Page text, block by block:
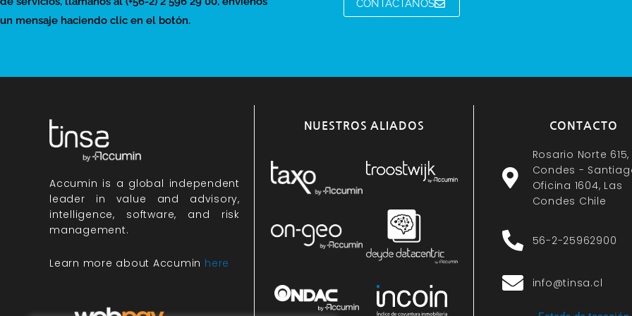
un mensaje haciendo clic en el botón.
CONTÁCTANOS
Accumin is a global independent
leader in value and advisory,
intelligence, software, and risk
management.
Learn more about Accumin here
NUESTROS ALIADOS CONTACTO
Rosario Norte 615,
Condes -
Oficina 1604, Las
Condes Chile
56-2-25962900
info@tinsa.cl